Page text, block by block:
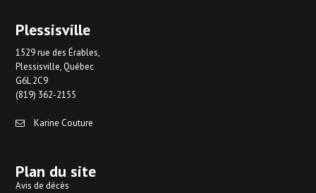
Plessisville
1529 rue des Érables,
Plessisville, Québec
G6L 2C9
(819) 362-2155
Karine Couture
Plan du site
Avis de décès